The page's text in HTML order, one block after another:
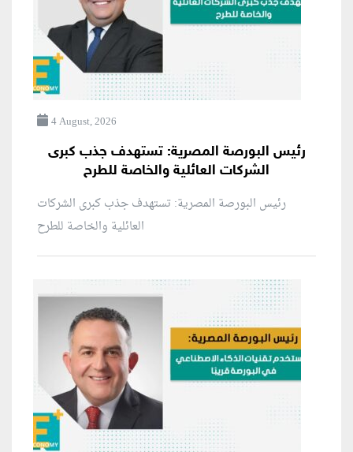
4 August, 2026
رئيس البورصة المصرية: تستهدف جذب كبرى
الشركات العائلية والخاصة للطرح
رئيس البورصة المصرية: تستهدف جذب كبرى الشركات
العائلية والخاصة للطرح